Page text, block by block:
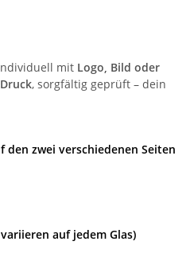
mit Logo, Bild oder
, sorgfältig geprüft – dein
den zwei verschiedenen Seiten
auf jedem Glas)